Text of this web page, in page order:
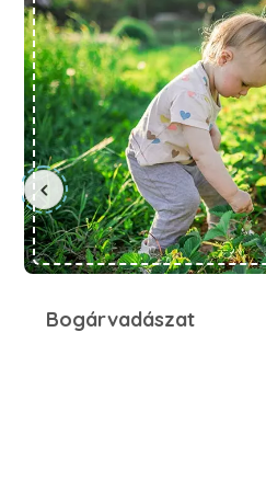
Bogárvadászat